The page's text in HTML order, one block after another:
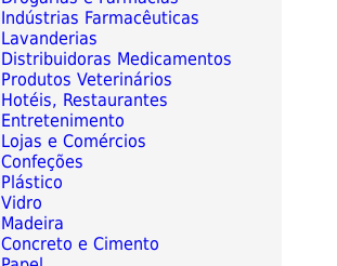
Indústrias Farmacêuticas
Lavanderias
Distribuidoras Medicamentos
Produtos Veterinários
Hotéis, Restaurantes
Entretenimento
Lojas e Comércios
Confeções
Plástico
Vidro
Madeira
Concreto e Cimento